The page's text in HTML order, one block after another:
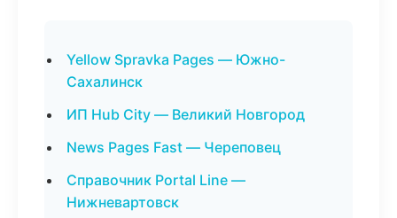
Yellow Spravka Pages — Южно-
Сахалинск
ИП Hub City — Великий Новгород
News Pages Fast — Череповец
Справочник Portal Line —
Нижневартовск